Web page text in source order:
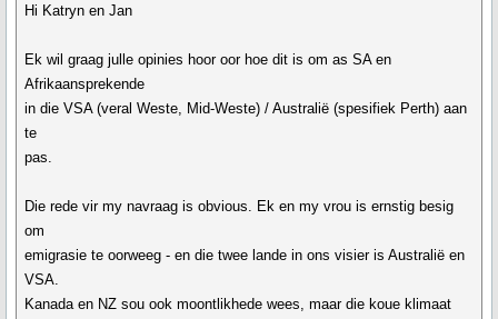
Hi Katryn en Jan
Ek wil graag julle opinies hoor oor hoe dit is om as SA en
Afrikaansprekende
in die VSA (veral Weste, Mid-Weste) / Australië (spesifiek Perth) aan
te
pas.
Die rede vir my navraag is obvious. Ek en my vrou is ernstig besig
om
emigrasie te oorweeg - en die twee lande in ons visier is Australië en
VSA.
Kanada en NZ sou ook moontlikhede wees, maar die koue klimaat